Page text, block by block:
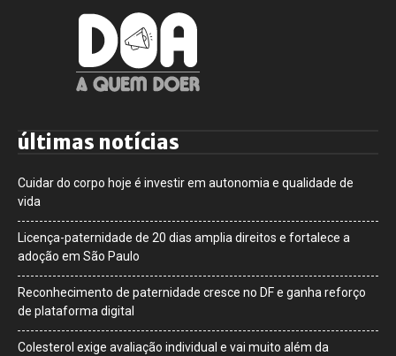
últimas notícias
Cuidar do corpo hoje é investir em autonomia e qualidade de
vida
Licença-paternidade de 20 dias amplia direitos e fortalece a
adoção em São Paulo
Reconhecimento de paternidade cresce no DF e ganha reforço
de plataforma digital
Colesterol exige avaliação individual e vai muito além da